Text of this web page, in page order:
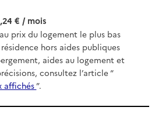
€ / mois
prix du logement le plus bas
hors aides publiques
aides au logement et
consultez l’article “
affichés”.